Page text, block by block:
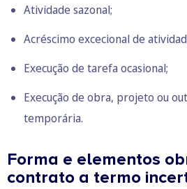
Atividade sazonal;
Acréscimo excecional de
Execução de tarefa ocasional;
Execução de obra, projeto ou
temporária.
Forma e elementos
contrato a termo